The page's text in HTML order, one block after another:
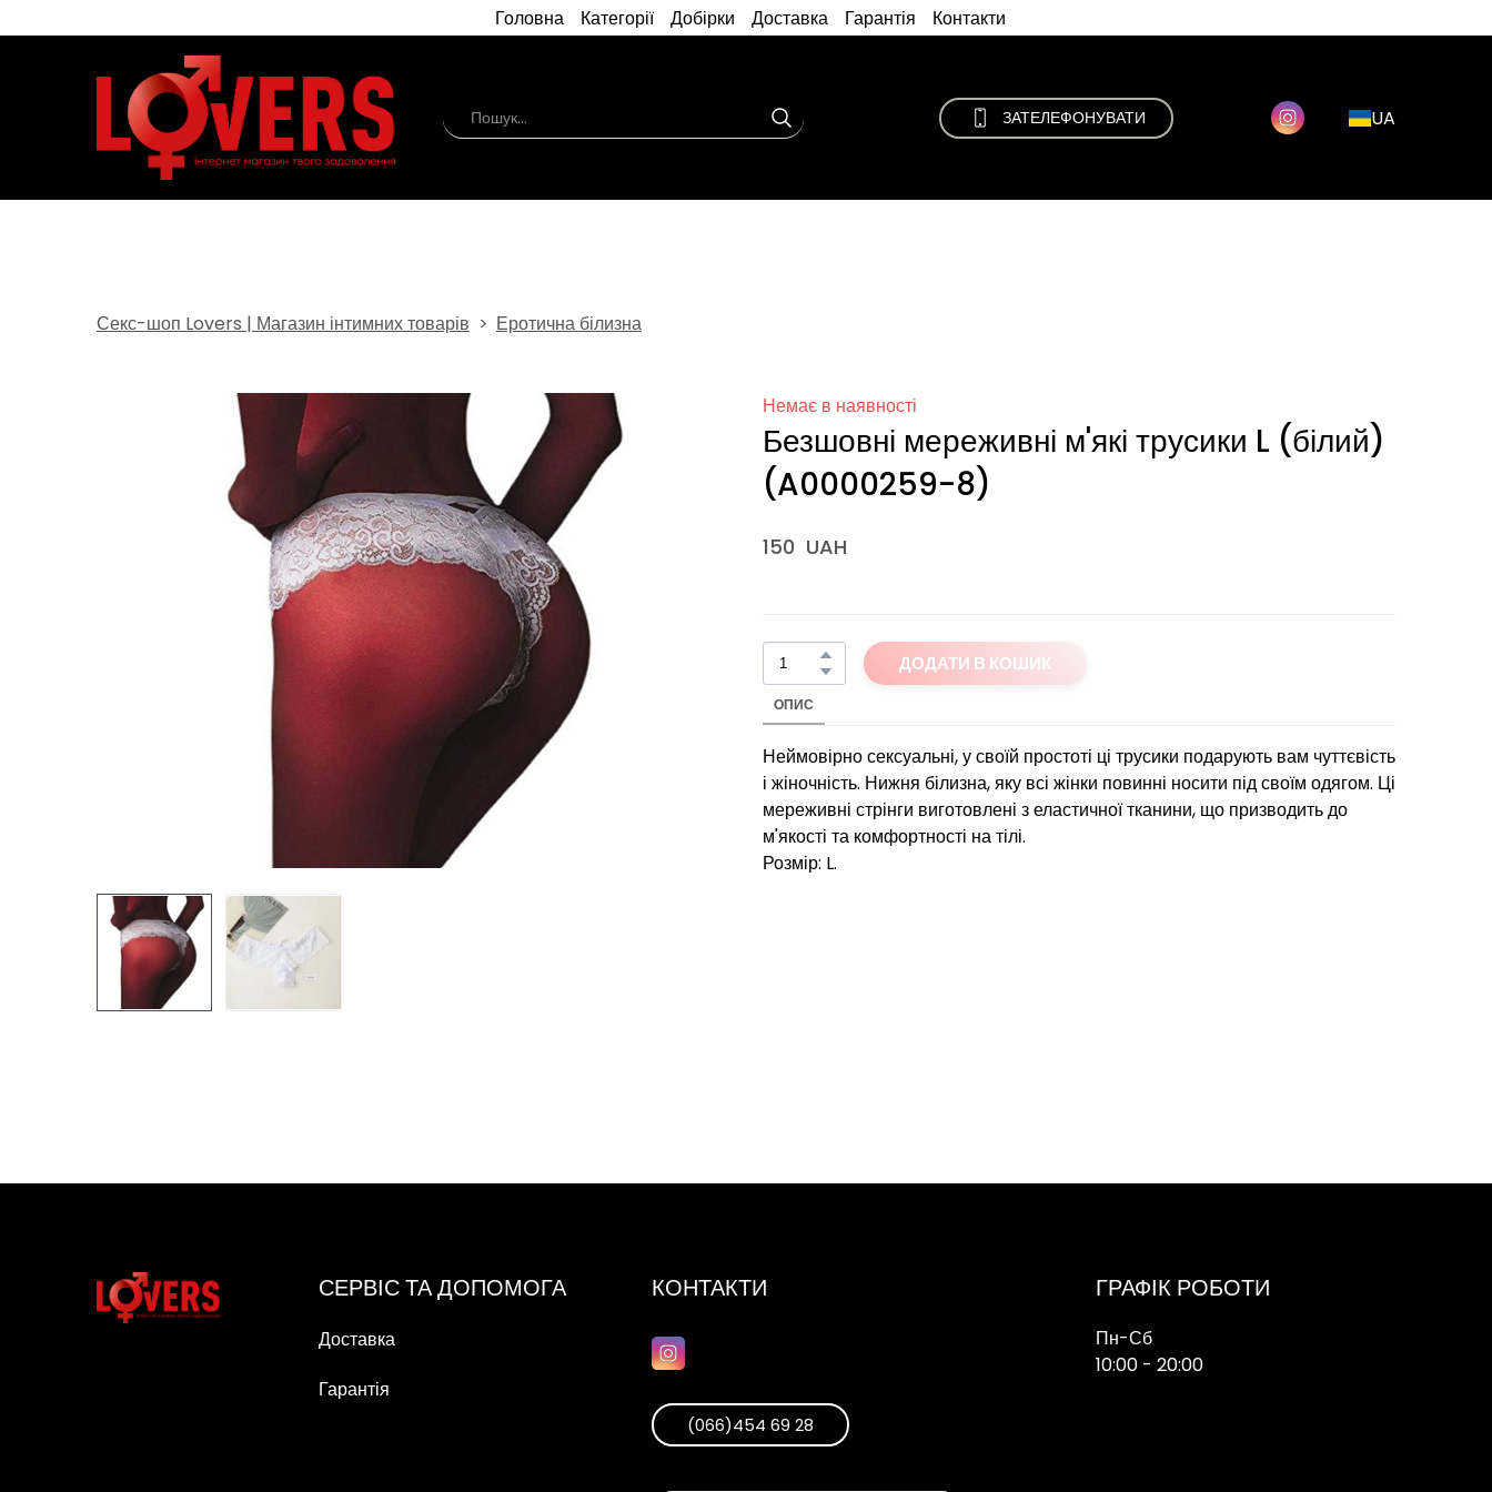
Головна Категорії Добірки Доставка Гарантія Контакти
ЗАТЕЛЕФОНУВАТИ UA
Секс-шоп Lovers | Магазин інтимних товарів Еротична білизна
Немає в наявності
Безшовні мереживні м'які трусики L (білий)
(A0000259-8)
150  UAH
ДОДАТИ В КОШИК
ОПИС
Неймовірно сексуальні, у своїй простоті ці трусики подарують вам чуттєвість
і жіночність. Нижня білизна, яку всі жінки повинні носити під своїм одягом. Ці
мереживні стрінги виготовлені з еластичної тканини, що призводить до
м'якості та комфортності на тілі.
Розмір: L.
СЕРВІС ТА ДОПОМОГА
Доставка
Гарантія
КОНТАКТИ
(066)454 69 28
ГРАФІК РОБОТИ
Пн-Сб
10:00 - 20:00